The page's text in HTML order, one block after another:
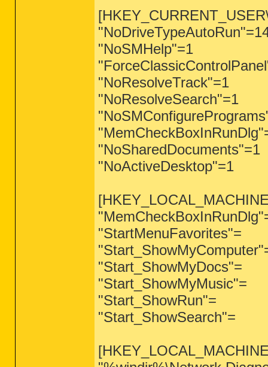
"NoSMHelp"=1
"NoResolveTrack"=1
"NoResolveSearch"=1
"NoSharedDocuments"=1
"NoActiveDesktop"=1
"StartMenuFavorites"=
"Start_ShowMyDocs"=
"Start_ShowMyMusic"=
"Start_ShowRun"=
"Start_ShowSearch"=